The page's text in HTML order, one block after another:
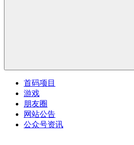
首码项目
游戏
朋友圈
网站公告
公众号资讯